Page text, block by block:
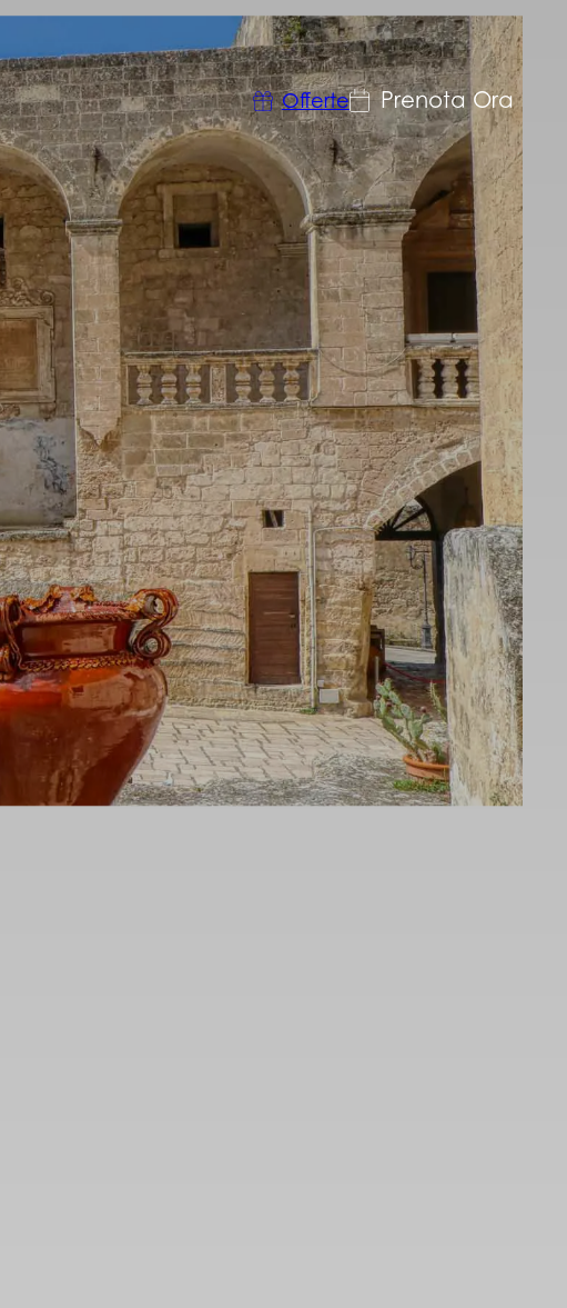
Offerte Prenota Ora